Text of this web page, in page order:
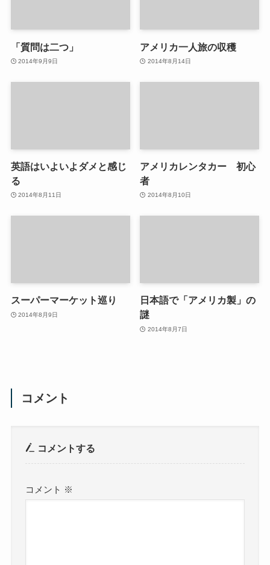
「質問は二つ」
2014年9月9日
アメリカ一人旅の収穫
2014年8月14日
英語はいよいよダメと感じ
る
2014年8月11日
アメリカレンタカー 初心
者
2014年8月10日
スーパーマーケット巡り
2014年8月9日
日本語で「アメリカ製」の
謎
2014年8月7日
コメント
コメントする
コメント ※